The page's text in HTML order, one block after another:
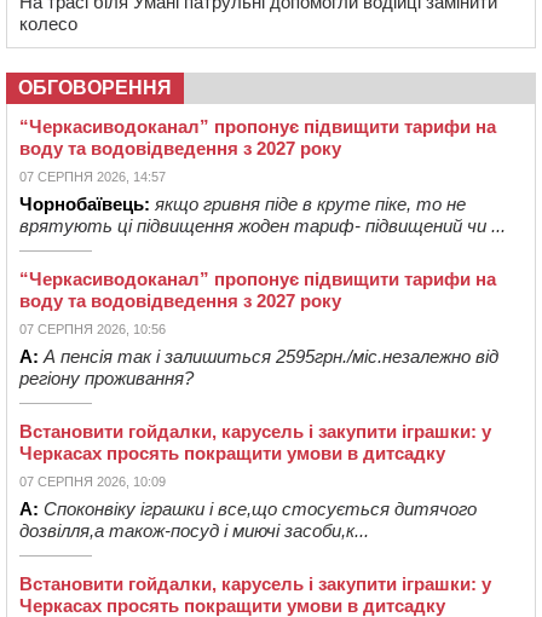
колесо
ОБГОВОРЕННЯ
“Черкасиводоканал” пропонує підвищити тарифи на
воду та водовідведення з 2027 року
07 СЕРПНЯ 2026, 14:57
Чорнобаївець: якщо гривня піде в круте піке, то не
врятують ці підвищення жоден тариф- підвищений чи ...
“Черкасиводоканал” пропонує підвищити тарифи на
воду та водовідведення з 2027 року
07 СЕРПНЯ 2026, 10:56
А: А пенсія так і залишиться 2595грн./міс.незалежно від
регіону проживання?
Встановити гойдалки, карусель і закупити іграшки: у
Черкасах просять покращити умови в дитсадку
07 СЕРПНЯ 2026, 10:09
А: Споконвіку іграшки і все,що стосується дитячого
дозвілля,а також-посуд і миючі засоби,к...
Встановити гойдалки, карусель і закупити іграшки: у
Черкасах просять покращити умови в дитсадку